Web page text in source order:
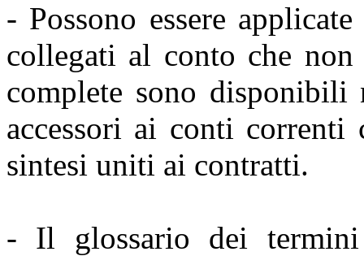
- Possono essere
collegati al conto che
complete sono
accessori ai conti
sintesi uniti ai contratti.
- Il glossario dei